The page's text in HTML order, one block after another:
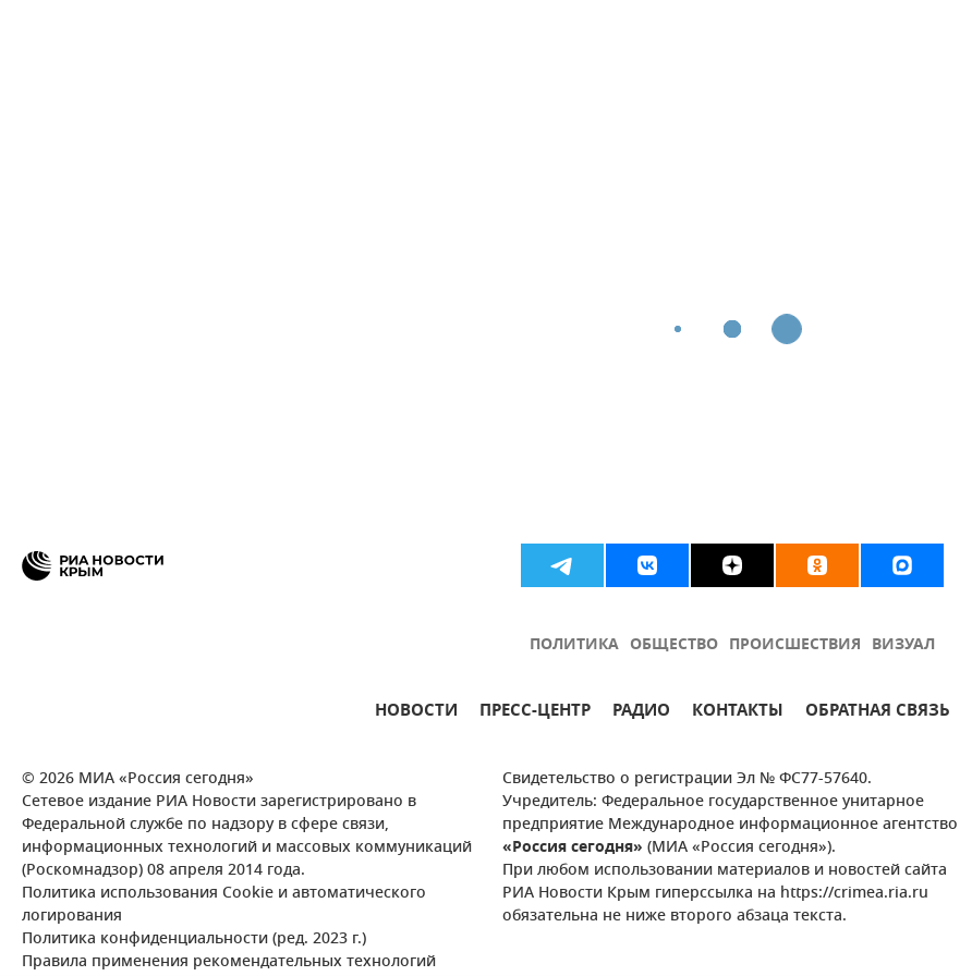
ПОЛИТИКА ОБЩЕСТВО ПРОИСШЕСТВИЯ ВИЗУАЛ
НОВОСТИ ПРЕСС-ЦЕНТР РАДИО КОНТАКТЫ ОБРАТНАЯ СВЯЗЬ
© 2026 МИА «Россия сегодня»
Сетевое издание РИА Новости зарегистрировано в
Федеральной службе по надзору в сфере связи,
информационных технологий и массовых коммуникаций
(Роскомнадзор) 08 апреля 2014 года.
Политика использования Cookie и автоматического
логирования
Политика конфиденциальности (ред. 2023 г.)
Правила применения рекомендательных технологий
Свидетельство о регистрации Эл № ФС77-57640.
Учредитель: Федеральное государственное унитарное
предприятие Международное информационное агентство
«Россия сегодня» (МИА «Россия сегодня»).
При любом использовании материалов и новостей сайта
РИА Новости Крым гиперссылка на https://crimea.ria.ru
обязательна не ниже второго абзаца текста.